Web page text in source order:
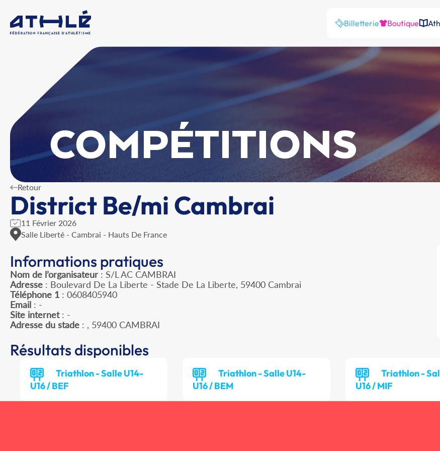
Billetterie Boutique
COMPÉTITIONS
Retour
District Be/mi Cambrai
11 Février 2026
Salle Liberté - Cambrai - Hauts De France
Informations pratiques
Nom de l’organisateur : S/L AC CAMBRAI
Adresse : Boulevard De La Liberte - Stade De La Liberte, 59400 Cambrai
Téléphone 1 : 0608405940
Email : -
Site internet: -
Adresse du stade : , 59400 CAMBRAI
Résultats disponibles
Triathlon - Salle U14-
U16 / BEF
Triathlon - Salle U14-
U16 / BEM
Triathlon -
U16 / MIF